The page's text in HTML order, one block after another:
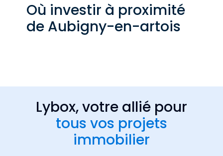
Où investir à proximité
de Aubigny-en-artois
Lybox, votre allié pour
tous vos projets
immobilier